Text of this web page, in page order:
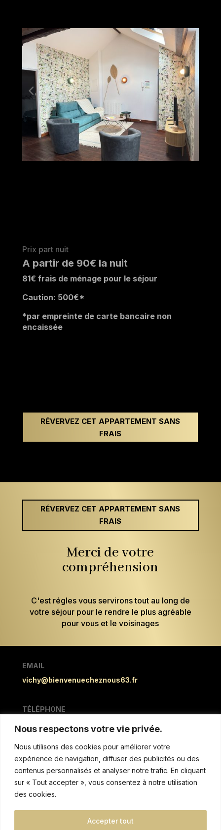
Nous respectons votre vie privée.
Nous utilisons des cookies pour améliorer votre
expérience de navigation, diffuser des publicités ou des
contenus personnalisés et analyser notre trafic. En cliquant
sur « Tout accepter », vous consentez à notre utilisation
des cookies.
Accepter tout
Prix part nuit
A partir de 90€ la nuit
81€ frais de ménage pour le séjour
Caution: 500€*
*par empreinte de carte bancaire non
encaissée
RÉVERVEZ CET APPARTEMENT SANS
FRAIS
RÉVERVEZ CET APPARTEMENT SANS
FRAIS
Merci de votre
compréhension
C'est régles vous servirons tout au long de
votre séjour pour le rendre le plus agréable
pour vous et le voisinages
EMAIL
vichy@bienvenuecheznous63.fr
TÉLÉPHONE
Corentin SAUNIER :
SUIVEZ-NOUS
MENTIONS & AUTRES
Politique de confidentialitée